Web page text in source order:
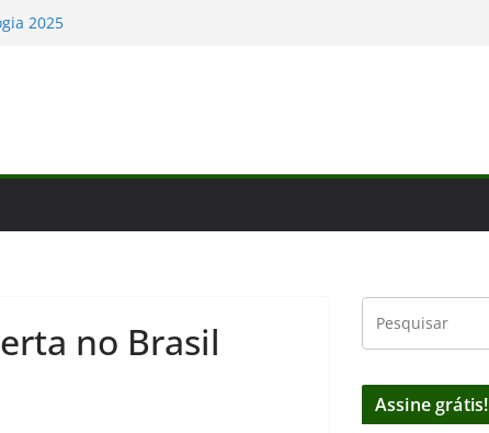
2025
no Brasil
Assine grátis!